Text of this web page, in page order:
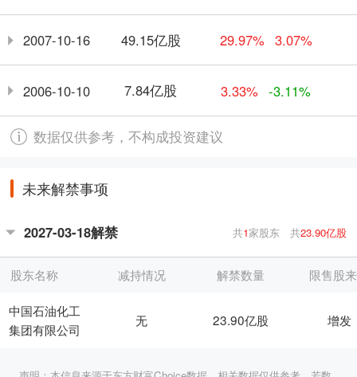
2007-10-16 49.15亿股 29.97% 3.07%
2006-10-10 7.84亿股 3.33% -3.11%
数据仅供参考，不构成投资建议
未来解禁事项
2027-03-18解禁 共23.90亿股
共1家股东
股东名称
中国石油化工
集团有限公司
减持情况 解禁数量 限售股
无 23.90亿股 增发